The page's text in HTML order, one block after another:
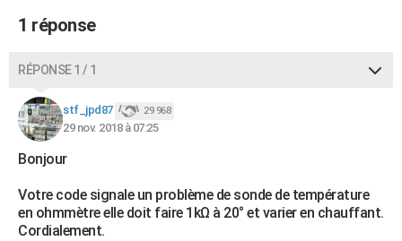
CARTE DE VOEUX
COPAINS D'AVANT
S'inscrire
Se connecter
Lycées
Collèges
Primaires
Universités
Entreprises
Service militaire
Avis de recherche
AVIS DE DÉCÈS
FORUM
Bricolage
Lifestyle
Culture
Sport
Auto
Television
Voyage
Cinema
1 réponse
RÉPONSE 1 / 1
stf_jpd87 29 968
29 nov. 2018 à 07:25
Bonjour
Votre code signale un problème de sonde de température
en ohmmètre elle doit faire 1kΩ à 20° et varier en chauffant.
Cordialement.